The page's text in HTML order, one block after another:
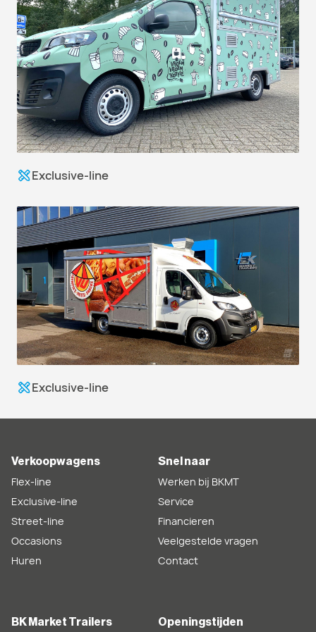
Exclusive-line
Exclusive-line
BK Market Trailers
Verkoopwagens
Flex-line
Exclusive-line
Street-line
Occasions
Huren
Snel naar
Werken bij BKMT
Service
Financieren
Veelgestelde vragen
Contact
Openingstijden